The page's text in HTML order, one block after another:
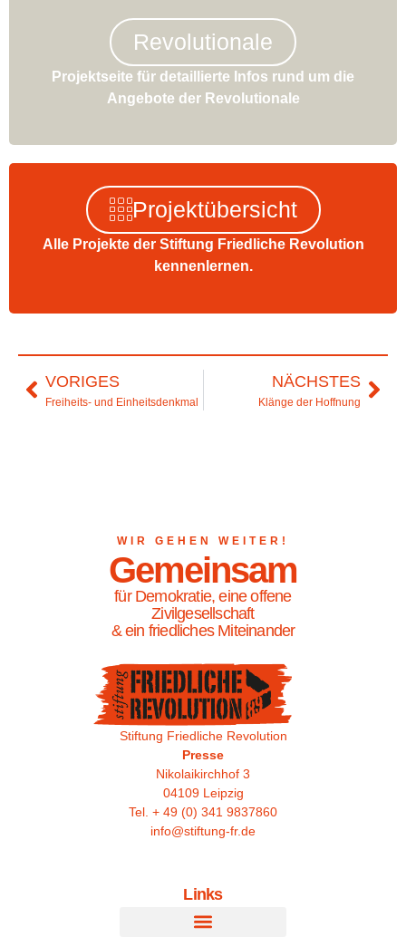
Revolutionale
Projektseite für detaillierte Infos rund um die
Angebote der Revolutionale
Projektübersicht
Alle Projekte der Stiftung Friedliche Revolution
kennenlernen.
VORIGES
Freiheits- und Einheitsdenkmal
NÄCHSTES
Klänge der Hoffnung
WIR GEHEN WEITER!
Gemeinsam
für Demokratie, eine offene
Zivilgesellschaft
& ein friedliches Miteinander
Stiftung Friedliche Revolution
Presse
Nikolaikirchhof 3
04109 Leipzig
Tel. + 49 (0) 341 9837860
info@stiftung-fr.de
Links